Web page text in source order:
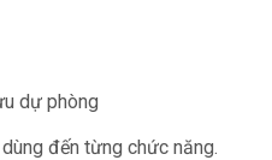
dự phòng
đến từng chức năng.